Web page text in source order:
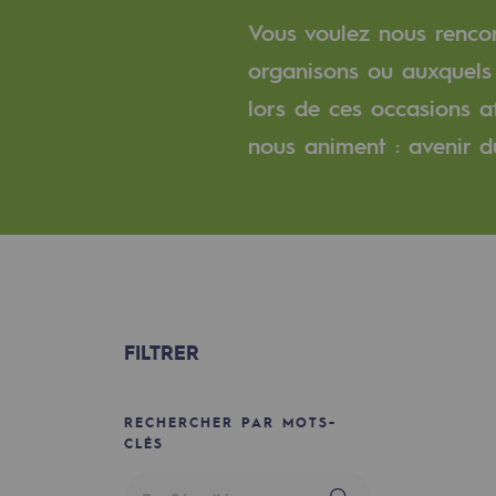
Un réseau local et européen
Une organisation adaptative et
Une organisation
Transversalité et Collaboratif
Notre organisation
Gouvernance
Vous voulez nous
organisons ou
lors de ces occasions
nous animent : avenir
FILTRER
RECHERCHER PAR MOTS-
CLÉS